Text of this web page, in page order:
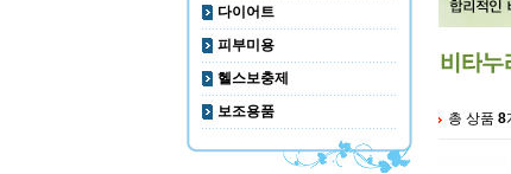
다이어트
피부미용
헬스보충제
보조용품
총 상품 8